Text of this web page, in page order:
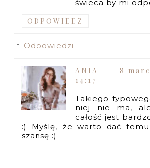
świeca by mi
ODPOWIEDZ
Odpowiedzi
ANIA
8
14:17
Takiego
niej nie ma,
całość jest
:) Myślę, że warto dać temu
szansę :)